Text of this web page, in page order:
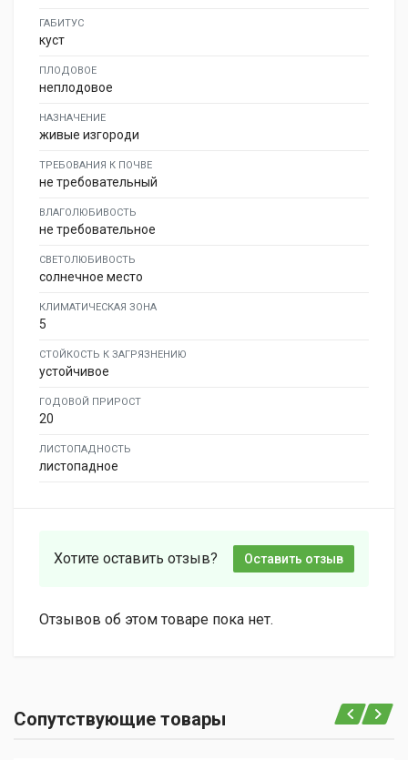
ГАБИТУС
куст
ПЛОДОВОЕ
неплодовое
НАЗНАЧЕНИЕ
живые изгороди
ТРЕБОВАНИЯ К ПОЧВЕ
не требовательный
ВЛАГОЛЮБИВОСТЬ
не требовательное
СВЕТОЛЮБИВОСТЬ
солнечное место
КЛИМАТИЧЕСКАЯ ЗОНА
5
СТОЙКОСТЬ К ЗАГРЯЗНЕНИЮ
устойчивое
ГОДОВОЙ ПРИРОСТ
20
ЛИСТОПАДНОСТЬ
листопадное
Хотите оставить отзыв? Оставить отзыв
Отзывов об этом товаре пока нет.
Сопутствующие товары